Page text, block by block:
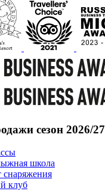
сезон 2026/27
школа
снаряжения
клуб